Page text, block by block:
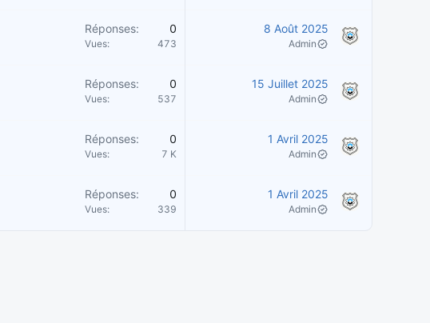
Réponses 0
Vues 473
8 Août 2025
Admin
Réponses 0
Vues 537
15 Juillet 2025
Admin
Réponses 0
Vues 7 K
1 Avril 2025
Admin
Réponses 0
Vues 339
1 Avril 2025
Admin